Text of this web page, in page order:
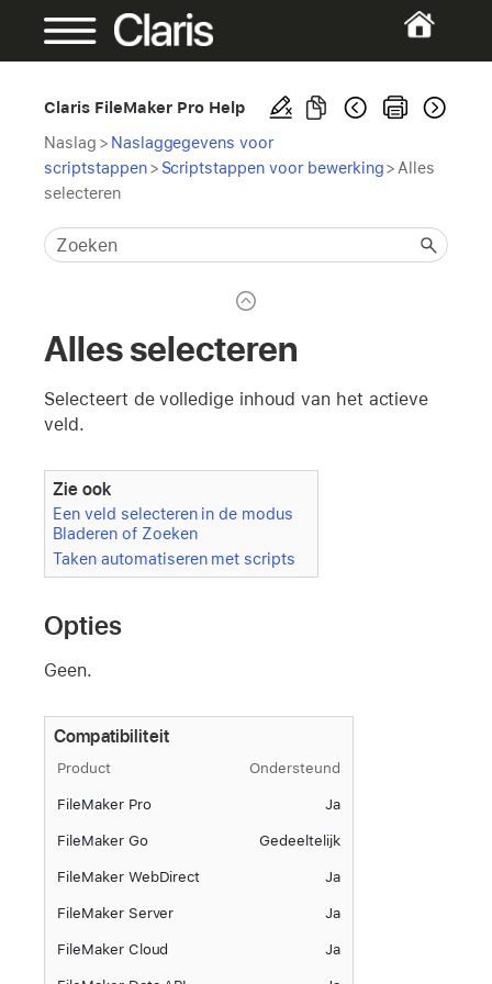
Claris FileMaker Pro Help
Naslag > Naslaggegevens voor
scriptstappen > Scriptstappen voor bewerking> Alles
selecteren
Alles selecteren
Selecteert de volledige inhoud van het actieve
veld.
Zie ook
Een veld selecteren in de modus
Bladeren of Zoeken
Taken automatiseren met scripts
Opties
Geen.
Compatibiliteit
Product Ondersteund
FileMaker Pro Ja
FileMaker Go Gedeeltelijk
FileMaker WebDirect Ja
FileMaker Server Ja
FileMaker Cloud Ja